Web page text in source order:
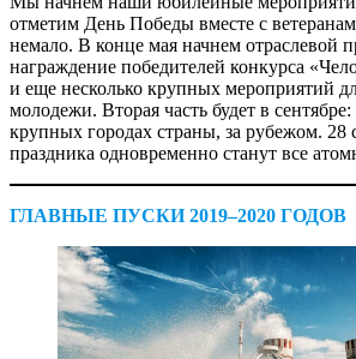
отметим День Победы вместе с
немало. В конце мая начнем отраслевой
награждение победителей конкурса
и еще несколько крупных мероприятий
молодежи. Вторая часть будет в
крупных городах страны, за рубежом. 28
праздника одновременно станут все
ГЛАВНЫЕ ПУСКИ 2019–2020 ГОДОВ